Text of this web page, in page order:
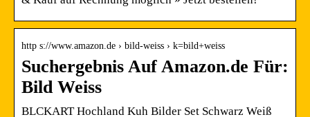
http s://www.amazon.de › bild-weiss › k=bild+weiss
Suchergebnis Auf Amazon.de Für:
Bild Weiss
BLCKART Hochland Kuh Bilder Set Schwarz Weiß